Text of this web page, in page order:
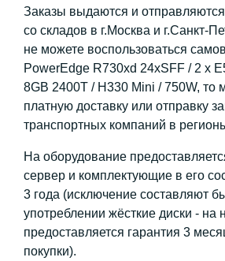
Заказы выдаются и отправляются
со складов в г.Москва и г.Санкт-
не можете воспользоваться
PowerEdge R730xd 24xSFF / 2 x
8GB 2400T / H330 Mini / 750W, то
платную доставку или отправку
транспортных компаний в
На оборудование
сервер и комплектующие в его
3 года (исключение составляют
употреблении жёсткие диски - на
предоставляется гарантия 3
покупки).